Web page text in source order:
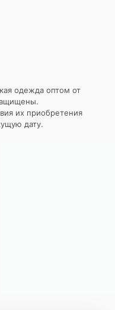
одежда оптом от
их приобретения
дату.